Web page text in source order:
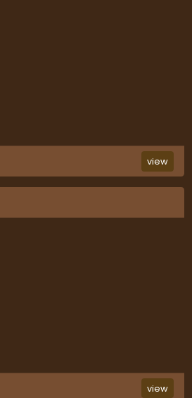
view
view